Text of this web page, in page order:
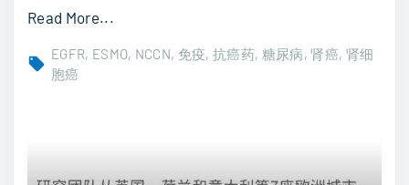
N
P
Read More..."
会
EGFR ESMO NCCN 免疫 抗癌药 糖尿病 肾癌 肾细
胞癌